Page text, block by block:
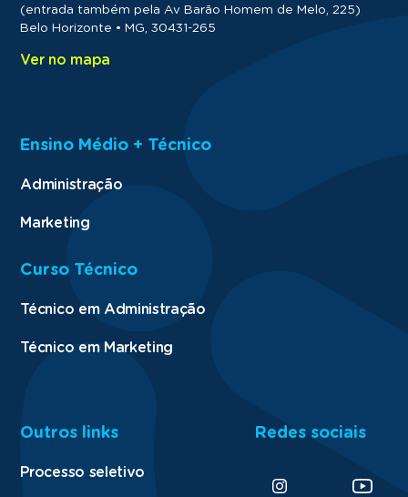
(entrada também pela Av Barão Homem de Melo, 225)
Belo Horizonte • MG, 30431-265
Ver no mapa
Ensino Médio + Técnico
Administração
Marketing
Curso Técnico
Técnico em Administração
Técnico em Marketing
Outros links
Processo seletivo
Redes sociais